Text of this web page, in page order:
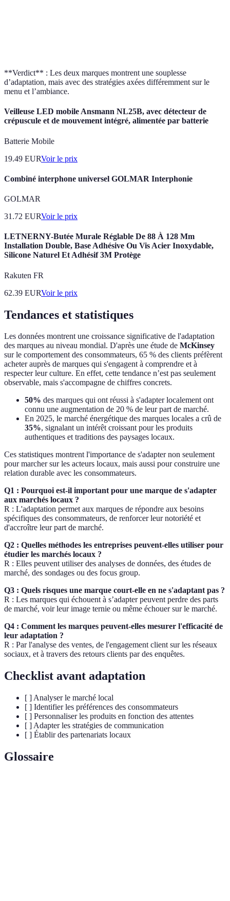
**Verdict** : Les deux marques montrent une souplesse
d’adaptation, mais avec des stratégies axées différemment sur le
menu et l’ambiance.
Veilleuse LED mobile Ansmann NL25B, avec détecteur de
crépuscule et de mouvement intégré, alimentée par batterie
Batterie Mobile
19.49 EURVoir le prix
Combiné interphone universel GOLMAR Interphonie
GOLMAR
31.72 EURVoir le prix
LETNERNY-Butée Murale Réglable De 88 À 128 Mm
Installation Double, Base Adhésive Ou Vis Acier Inoxydable,
Silicone Naturel Et Adhésif 3M Protège
Rakuten FR
62.39 EURVoir le prix
Tendances et statistiques
Les données montrent une croissance significative de l'adaptation
des marques au niveau mondial. D'après une étude de McKinsey
sur le comportement des consommateurs, 65 % des clients préfèrent
acheter auprès de marques qui s'engagent à comprendre et à
respecter leur culture. En effet, cette tendance n’est pas seulement
observable, mais s'accompagne de chiffres concrets.
50% des marques qui ont réussi à s'adapter localement ont
connu une augmentation de 20 % de leur part de marché.
En 2025, le marché énergétique des marques locales a crû de
35%, signalant un intérêt croissant pour les produits
authentiques et traditions des paysages locaux.
Ces statistiques montrent l'importance de s'adapter non seulement
pour marcher sur les acteurs locaux, mais aussi pour construire une
relation durable avec les consommateurs.
Q1 : Pourquoi est-il important pour une marque de s'adapter
aux marchés locaux ?
R : L'adaptation permet aux marques de répondre aux besoins
spécifiques des consommateurs, de renforcer leur notoriété et
d'accroître leur part de marché.
Q2 : Quelles méthodes les entreprises peuvent-elles utiliser pour
étudier les marchés locaux ?
R : Elles peuvent utiliser des analyses de données, des études de
marché, des sondages ou des focus group.
Q3 : Quels risques une marque court-elle en ne s'adaptant pas ?
R : Les marques qui échouent à s’adapter peuvent perdre des parts
de marché, voir leur image ternie ou même échouer sur le marché.
Q4 : Comment les marques peuvent-elles mesurer l'efficacité de
leur adaptation ?
R : Par l'analyse des ventes, de l'engagement client sur les réseaux
sociaux, et à travers des retours clients par des enquêtes.
Checklist avant adaptation
[ ] Analyser le marché local
[ ] Identifier les préférences des consommateurs
[ ] Personnaliser les produits en fonction des attentes
[ ] Adapter les stratégies de communication
[ ] Établir des partenariats locaux
Glossaire